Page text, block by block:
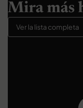
Mira más
Ver la lista completa